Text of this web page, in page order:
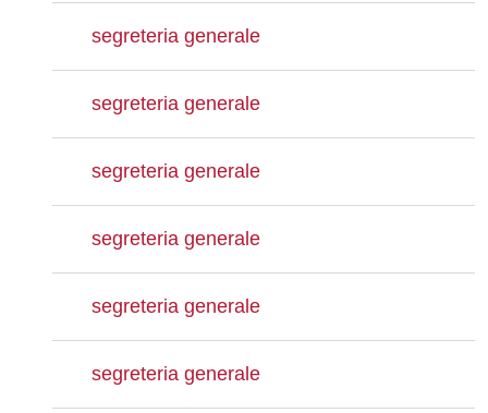
segreteria generale
segreteria generale
segreteria generale
segreteria generale
segreteria generale
segreteria generale